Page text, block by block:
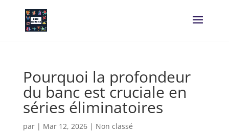
Pourquoi la profondeur
du banc est cruciale en
séries éliminatoires
par | Mar 12, 2026| Non classé